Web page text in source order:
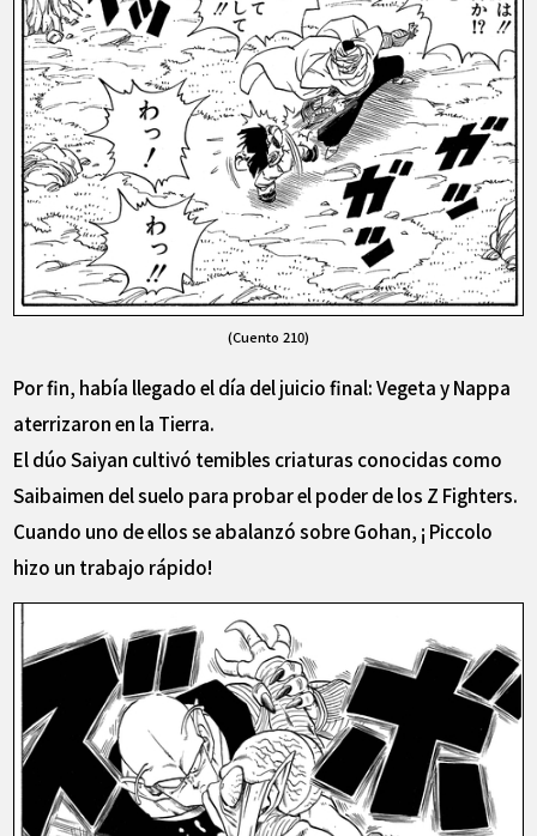
(Cuento 210)
Por fin, había llegado el día del juicio final: Vegeta y Nappa
aterrizaron en la Tierra.
El dúo Saiyan cultivó temibles criaturas conocidas como
Saibaimen del suelo para probar el poder de los Z Fighters.
Cuando uno de ellos se abalanzó sobre Gohan, ¡ Piccolo
hizo un trabajo rápido!